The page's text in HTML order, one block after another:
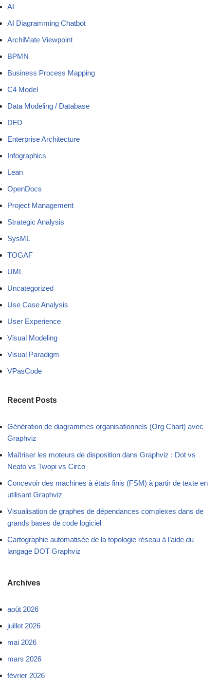
AI
AI Diagramming Chatbot
ArchiMate Viewpoint
BPMN
Business Process Mapping
C4 Model
Data Modeling / Database
DFD
Enterprise Architecture
Infographics
Lean
OpenDocs
Project Management
Strategic Analysis
SysML
TOGAF
UML
Uncategorized
Use Case Analysis
User Experience
Visual Modeling
Visual Paradigm
VPasCode
Recent Posts
Génération de diagrammes organisationnels (Org Chart) avec
Graphviz
Maîtriser les moteurs de disposition dans Graphviz : Dot vs
Neato vs Twopi vs Circo
Concevoir des machines à états finis (FSM) à partir de texte en
utilisant Graphviz
Visualisation de graphes de dépendances complexes dans de
grands bases de code logiciel
Cartographie automatisée de la topologie réseau à l’aide du
langage DOT Graphviz
Archives
août 2026
juillet 2026
mai 2026
mars 2026
février 2026